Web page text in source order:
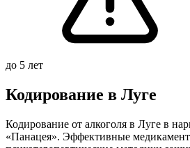
до 5 лет
Кодирование в Луге
Кодирование от алкоголя в Луге в
«Панацея». Эффективные